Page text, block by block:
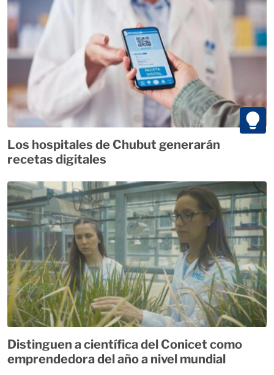
Los hospitales de Chubut generarán
recetas digitales
Distinguen a científica del Conicet como
emprendedora del año a nivel mundial